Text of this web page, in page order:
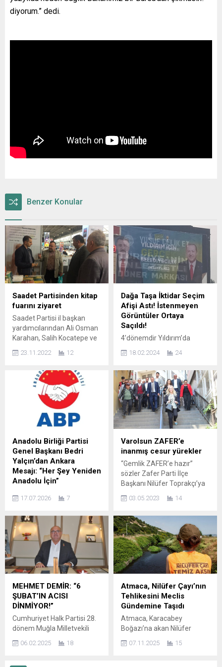
diyorum.” dedi.
Benzer Konular
Saadet Partisinden kitap
fuarını ziyaret
Saadet Partisi il başkan
yardımcılarından Ali Osman
Karahan, Salih Kocatepe ve
Taner Keleş bu sene
üçüncüsü düzenlenen kitap
Büyükşehir Belediyesi
tarafından bu sene
üçüncüsü düzenlenen ve
Türkiye’nin önde gelen
yayınevleri, sahafları ve
yazarlarının yer aldığı ‘Kitap
Günleri’ sevenleriyle buluştu.
Merinos Atatürk Kongre ve
Kültür Merkezi’nde Saadet...
23.11.2022 12
Dağa Taşa İktidar Seçim
Afişi Astı! İstenmeyen
Görüntüler Ortaya
Saçıldı!
4’dönemdir Yıldırım’da
belediye hakimiyeti olan AK
Parti’nin Ankara Asfaltı-
üzerine astırdığı mevcutta
da görevini sürdüren Yıldırım
Belediye Başkan Adayı
Oktay Yılmaz’ın afişleri yeni
tartışma konusunun
odağına oturdu.
18.02.2024 24
Anadolu Birliği Partisi
Genel Başkanı Bedri
Yalçın’dan Ankara
Mesajı: “Her Şey Yeniden
Anadolu İçin”
Partisi Genel Başkanı Bedri
gerçekleştirdiği yoğun
temas programının
ardından yaptığı
değerlendirmelerle dikkat
çekti. Devlet protokolü,
siyaset, bürokrasi ve sivil
toplum kuruluşlarının
temsilcileriyle bir dizi
görüşme gerçekleştiren
geleceğine ilişkin birlik,
üretim ve kalkınma odaklı
mesajlar verdi. Başkentte
17.07.2026 7
Varolsun ZAFER’e
inanmış cesur yürekler
“Gemlik ZAFER’e hazır”
sözler Zafer Parti İlçe
Başkanı Nilüfer Toprakçı’ya
adaylarımız 21. dönem
adayımız kıymetli büyüğüm
Cezmi Polat, GİK Üyelerimiz
ve Vekil adaylarımız kıymetli
Başkanlarım Mahmut Kara
ve Bayram Kazancı, kıymetli
arkadaşlarım vekil
adaylarımız Emrah Yaşar ve
Özer Doğru, İl Başkanımız
Cihat Gazi, İl...
03.05.2023 14
MEHMET DEMİR: “6
ŞUBAT’IN ACISI
DİNMİYOR!”
Cumhuriyet Halk Partisi 28.
dönem Muğla Milletvekili
Adayı Mehmet Demir, 6
Şubat 2023 tarihinde
06.02.2025 18
Atmaca, Nilüfer Çayı’nın
Tehlikesini Meclis
Gündemine Taşıdı
Atmaca, Karacabey
Boğazı’na akan Nilüfer
Çayı’ndaki kirlilik nedeniyle
halk sağlığının ve ekolojik
07.11.2025 15